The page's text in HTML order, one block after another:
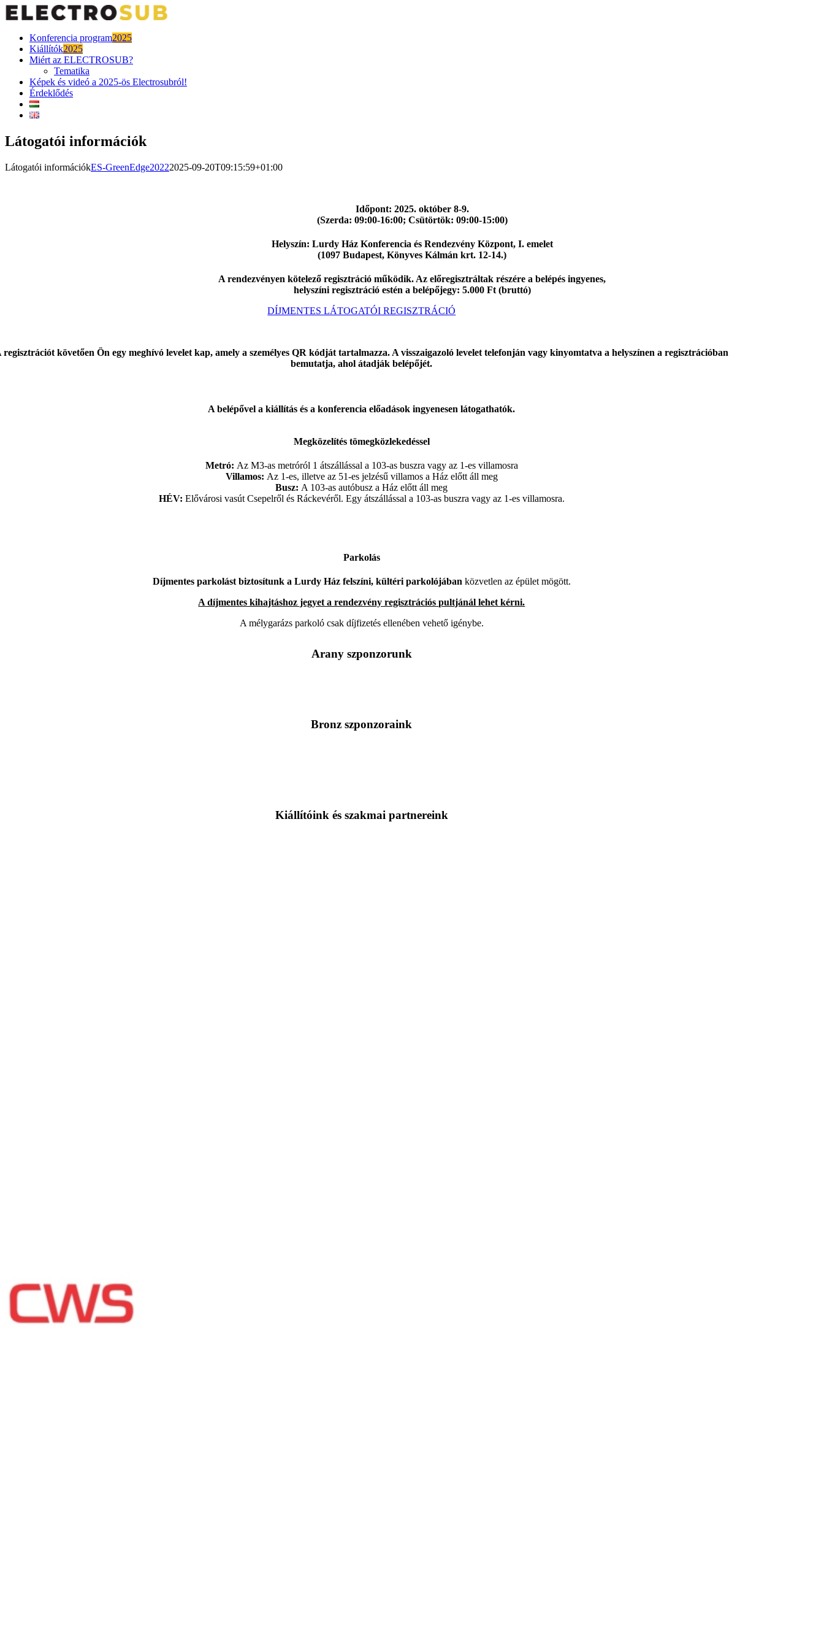
Skip
to
Konferencia program2025
Kiállítók2025
Miért az ELECTROSUB?
Tematika
Képek és videó a 2025-ös Electrosubról!
Érdeklődés
Látogatói információk
Látogatói információkES-GreenEdge20222025-09-20T09:15:59+01:00
Időpont: 2025. október 8-9.
(Szerda: 09:00-16:00; Csütörtök: 09:00-15:00)
Helyszín: Lurdy Ház Konferencia és Rendezvény Központ, I. emelet
(1097 Budapest, Könyves Kálmán krt. 12-14.)
A rendezvényen kötelező regisztráció működik. Az előregisztráltak részére a belépés ingyenes,
helyszíni regisztráció estén a belépőjegy: 5.000 Ft (bruttó)
DÍJMENTES LÁTOGATÓI REGISZTRÁCIÓ
regisztrációt követően Ön egy meghívó levelet kap, amely a személyes QR kódját tartalmazza. A visszaigazoló levelet telefonján vagy kinyomtatva a helyszínen a regisztrációban
bemutatja, ahol átadják belépőjét.
A belépővel a kiállítás és a konferencia előadások ingyenesen látogathatók.
Megközelítés tömegközlekedéssel
Metró: Az M3-as metróról 1 átszállással a 103-as buszra vagy az 1-es villamosra
Villamos: Az 1-es, illetve az 51-es jelzésű villamos a Ház előtt áll meg
Busz: A 103-as autóbusz a Ház előtt áll meg
HÉV: Elővárosi vasút Csepelről és Ráckevéről. Egy átszállással a 103-as buszra vagy az 1-es villamosra.
Parkolás
Díjmentes parkolást biztosítunk a Lurdy Ház felszíni, kültéri parkolójában közvetlen az épület mögött.
A díjmentes kihajtáshoz jegyet a rendezvény regisztrációs pultjánál lehet kérni.
A mélygarázs parkoló csak díjfizetés ellenében vehető igénybe.
Arany szponzorunk
Bronz szponzoraink
Kiállítóink és szakmai partnereink